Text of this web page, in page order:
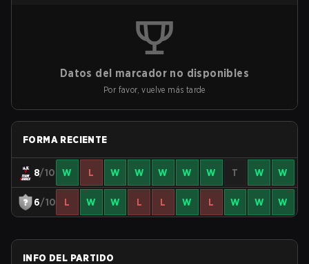
Datos del marcador no disponibles
Por favor, vuelve más tarde
FORMA RECIENTE
8/10 W L W W W W W T W W
6/10 L W W L L W L W W W
INFO DEL PARTIDO